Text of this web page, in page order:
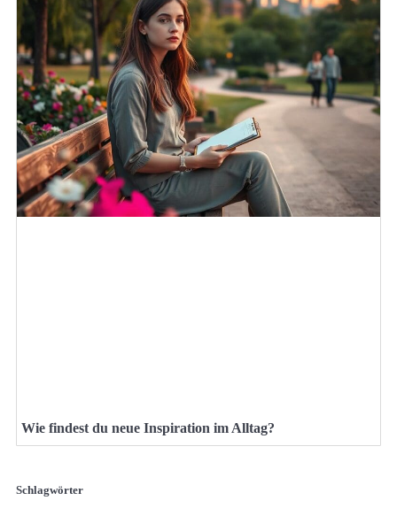
Wie findest du neue Inspiration im Alltag?
Schlagwörter